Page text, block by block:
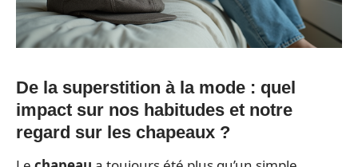
De la superstition à la mode : quel
impact sur nos habitudes et notre
regard sur les chapeaux ?